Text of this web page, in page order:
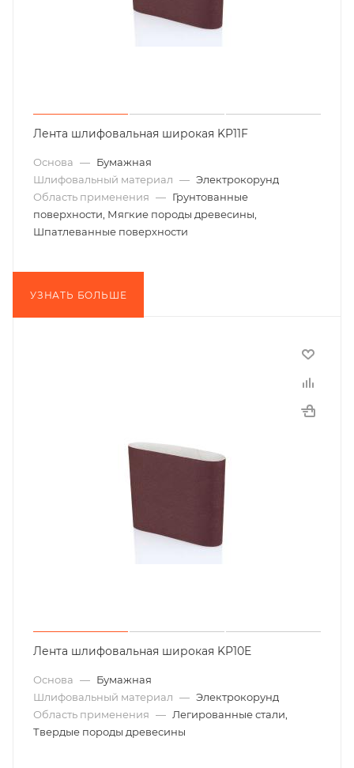
Лента шлифовальная широкая KP11F
Основа — Бумажная
Шлифовальный материал — Электрокорунд
Область применения — Грунтованные
поверхности, Мягкие породы древесины,
Шпатлеванные поверхности
УЗНАТЬ БОЛЬШЕ
Лента шлифовальная широкая KP10E
Основа — Бумажная
Шлифовальный материал — Электрокорунд
Область применения — Легированные стали,
Твердые породы древесины